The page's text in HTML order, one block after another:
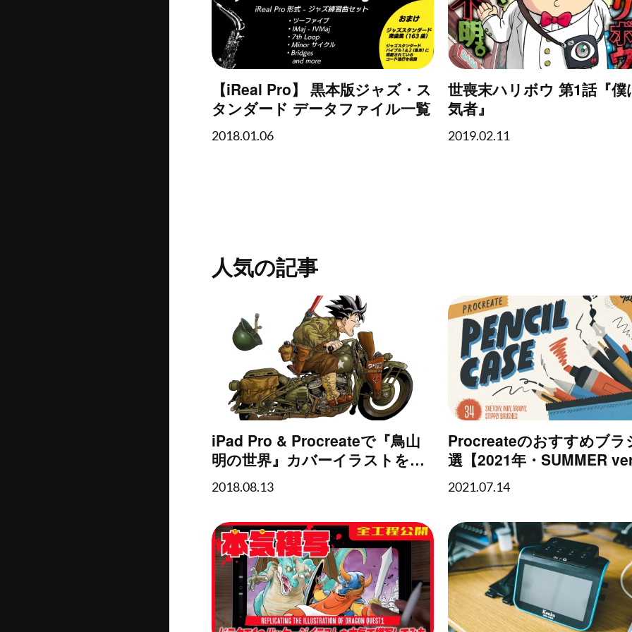
【iReal Pro】 黒本版ジャズ・ス
タンダード データファイル一覧
2018.01.06
世喪末ハリボウ 第1話『僕
気者』
2019.02.11
人気の記事
iPad Pro & Procreateで『鳥山
明の世界』カバーイラストを模
写してみた
2018.08.13
Procreateのおすすめブラ
選【2021年・SUMMER
2021.07.14